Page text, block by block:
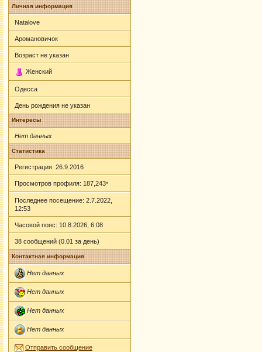
Личная информация
Natalove
Аромановичок
Возраст не указан
Женский
Одесса
День рождения не указан
Интересы
Нет данных
Статистика
Регистрация: 26.9.2016
Просмотров профиля: 187,243*
Последнее посещение: 2.7.2022,
12:53
Часовой пояс: 10.8.2026, 6:08
38 сообщений (0.01 за день)
Контактная информация
Нет данных
Нет данных
Нет данных
Нет данных
Отправить сообщение